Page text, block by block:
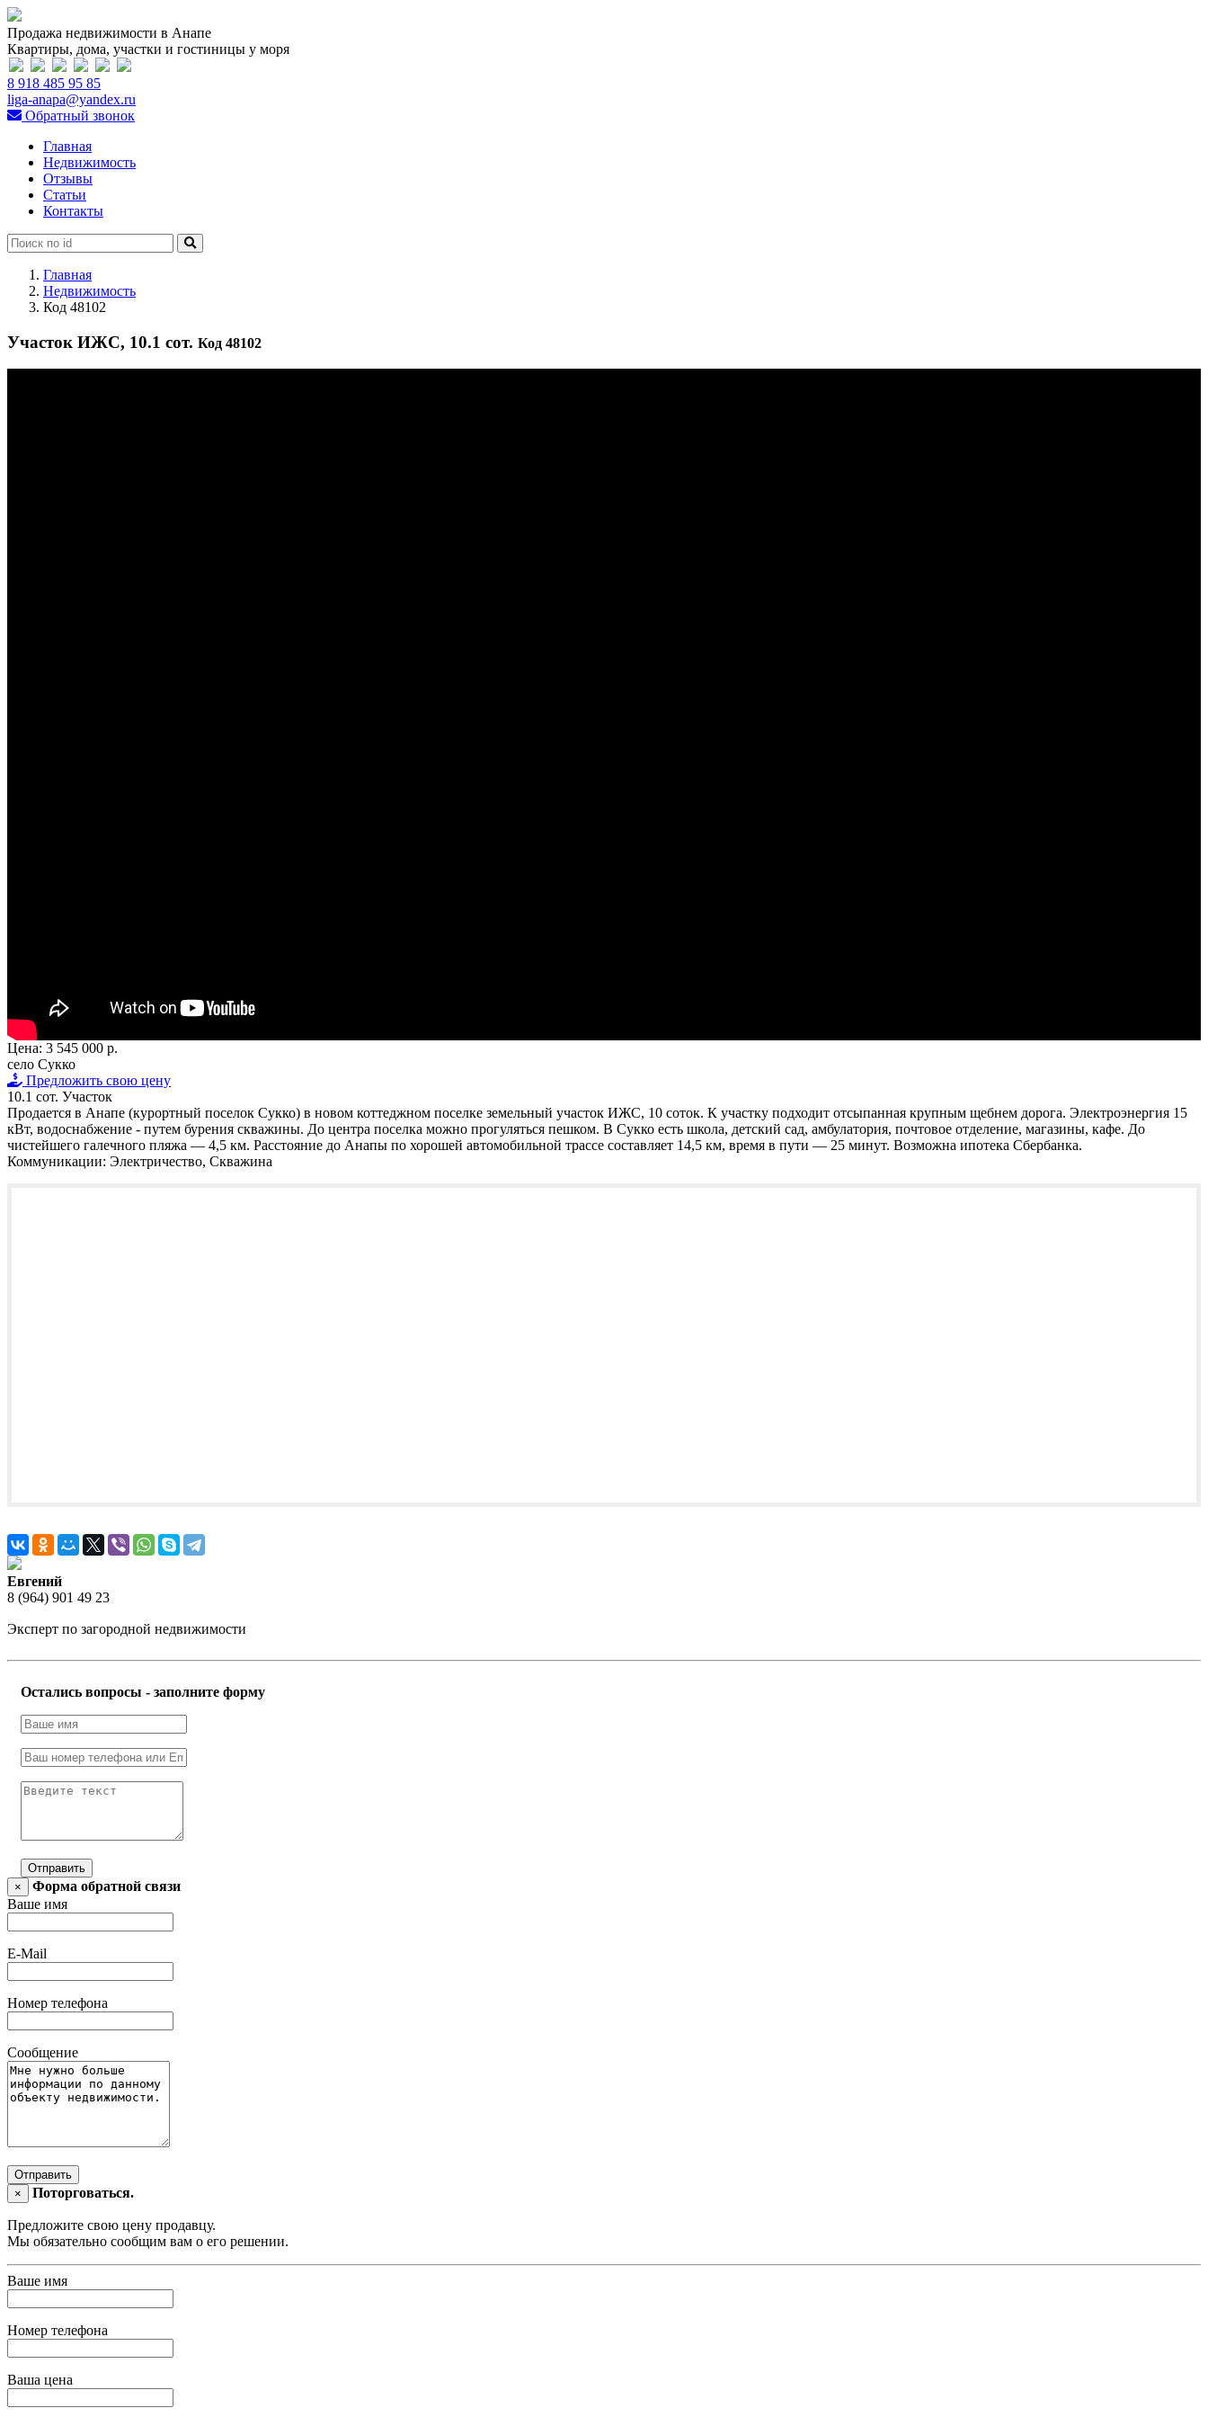
Продажа недвижимости в Анапе
Квартиры, дома, участки и гостиницы у моря
8 918 485 95 85
liga-anapa@yandex.ru
Обратный звонок
Главная
Недвижимость
Отзывы
Статьи
Контакты
Главная
Недвижимость
Код 48102
Участок ИЖС, 10.1 сот. Код 48102
Цена: 3 545 000 р.
село Сукко
Предложить свою цену
10.1 сот. Участок
Продается в Анапе (курортный поселок Сукко) в новом коттеджном поселке земельный участок ИЖС, 10 соток. К участку подходит отсыпанная крупным щебнем дорога. Электроэнергия 15
кВт, водоснабжение - путем бурения скважины. До центра поселка можно прогуляться пешком. В Сукко есть школа, детский сад, амбулатория, почтовое отделение, магазины, кафе. До
чистейшего галечного пляжа — 4,5 км. Расстояние до Анапы по хорошей автомобильной трассе составляет 14,5 км, время в пути — 25 минут. Возможна ипотека Сбербанка.
Коммуникации: Электричество, Скважина
Евгений
8 (964) 901 49 23
Эксперт по загородной недвижимости
Остались вопросы - заполните форму
Отправить
×
Форма обратной связи
Ваше имя
E-Mail
Номер телефона
Сообщение
Отправить
×
Поторговаться.
Предложите свою цену продавцу.
Мы обязательно сообщим вам о его решении.
Ваше имя
Номер телефона
Ваша цена